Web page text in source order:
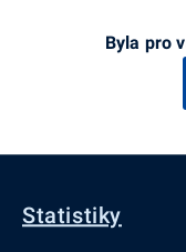
Byla pro
Statistiky